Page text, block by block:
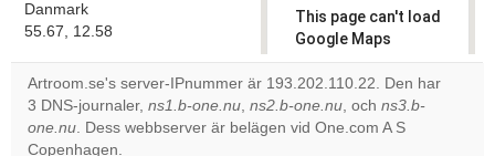
Danmark
55.67, 12.58
This page can't load
Google Maps
correctly.
Do you
own this
Artroom.se's server-IPnummer är 193.202.110.22. Den har
3 DNS-journaler, ns1.b-one.nu, ns2.b-one.nu, och ns3.b-
one.nu. Dess webbserver är belägen vid One.com A S
Copenhagen.